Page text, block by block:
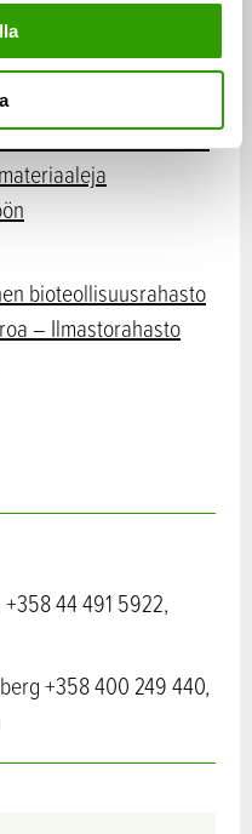
aineita valmistavaan
bioteollisuusrahasto
bioteollisuusrahasto
– Ilmastorahasto
44 491 5922,
+358 400 249 440,